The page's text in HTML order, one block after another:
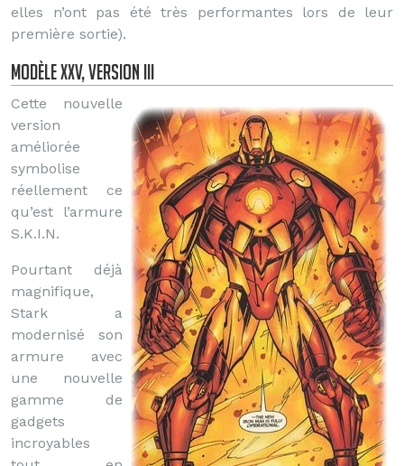
elles n’ont pas été très performantes lors de leur
première sortie).
Modèle XXV, Version III
Cette nouvelle
version
améliorée
symbolise
réellement ce
qu’est l’armure
S.K.I.N.
Pourtant déjà
magnifique,
Stark a
modernisé son
armure avec
une nouvelle
gamme de
gadgets
incroyables